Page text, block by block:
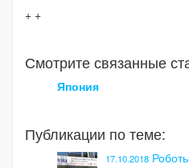
+ +
Смотрите связанные
Япония
Публикации по теме:
17.10.2018